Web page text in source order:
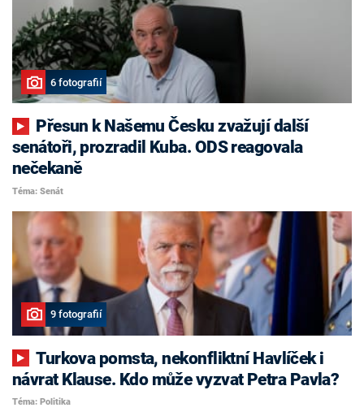
6 fotografií
senátoři, prozradil Kuba. ODS reagovala
nečekaně
Téma: Senát
9 fotografií
Turkova pomsta, nekonfliktní Havlíček i
návrat Klause. Kdo může vyzvat Petra Pavla?
Téma: Politika